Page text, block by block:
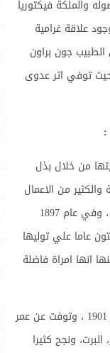
والملكة فيكتوريا
علاقة غرامية
جون براون
للملكة فيكتوريا حتى عام 1883، حيث توفي اثر عدوى
:
من خلال بذل
من الاعمال
الخيرية ، وكانت علي اتصال دائم برؤساء الوزراء ، وفي عام 1897
عاما علي توليها
انها امراة فاضلة
توفيت الملكة فيكتوريا بازمة قلبية في 22 يناير 1901 ، وتوفت عن عمر
البرت، ونجح كثيرا